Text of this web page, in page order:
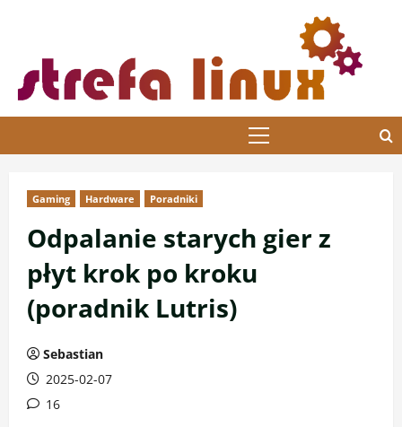
Menu
Gaming Hardware Poradniki
Odpalanie starych gier z
płyt krok po kroku
(poradnik Lutris)
Sebastian
2025-02-07
16